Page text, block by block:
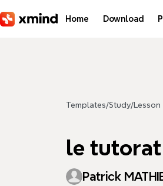
Home Download
Templates/Study/
le
Patrick